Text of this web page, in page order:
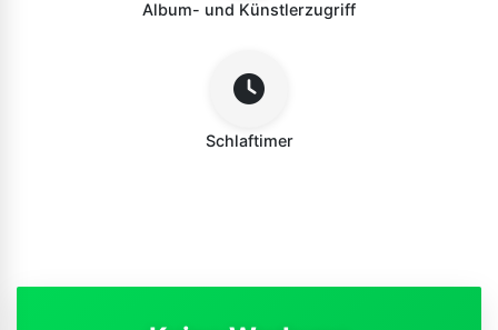
Album- und Künstlerzugriff
Schlaftimer